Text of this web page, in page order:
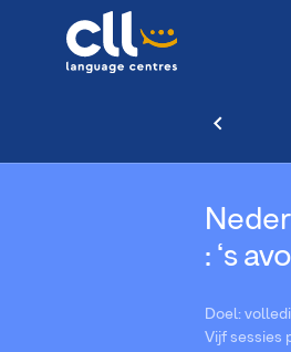
: ‘s
Doel:
Vijf sessies